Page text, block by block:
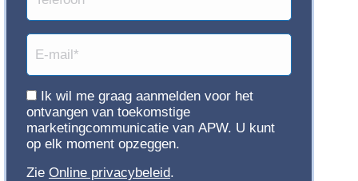
Email
(Vereist)
Toestemming
Ik wil me graag aanmelden voor het
ontvangen van toekomstige
marketingcommunicatie van APW. U kunt
op elk moment opzeggen.
Zie Online privacybeleid.